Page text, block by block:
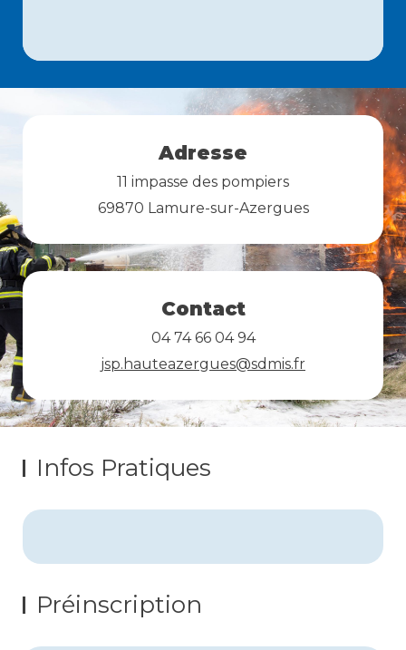
Adresse
11 impasse des pompiers
69870 Lamure-sur-Azergues
Contact
04 74 66 04 94
jsp.hauteazergues@sdmis.fr
Infos Pratiques
Préinscription